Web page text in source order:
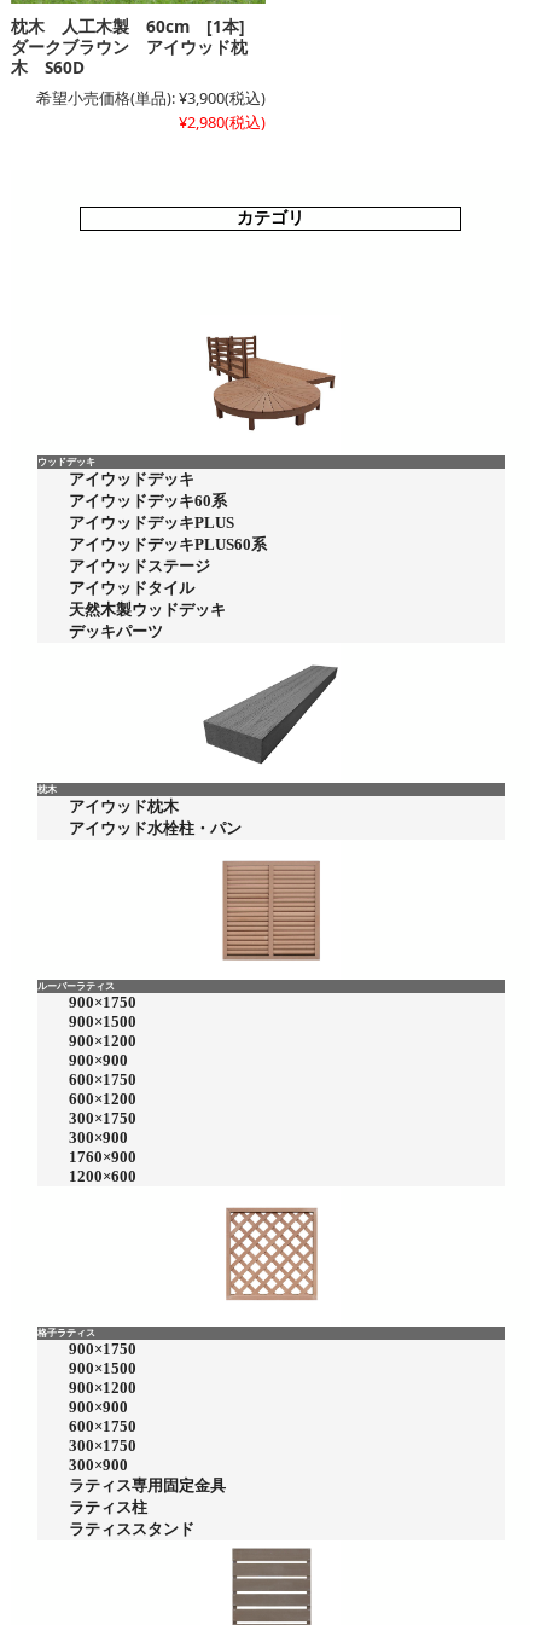
枕木 人工木製 60cm [1本]
ダークブラウン アイウッド枕
木 S60D
希望小売価格(単品):¥3,900(税込)
¥2,980(税込)